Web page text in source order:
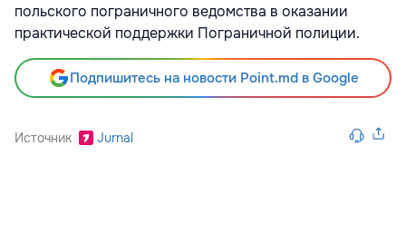
польского пограничного ведомства в оказании
практической поддержки Пограничной полиции.
Подпишитесь на новости Point.md в Google
Источник Jurnal